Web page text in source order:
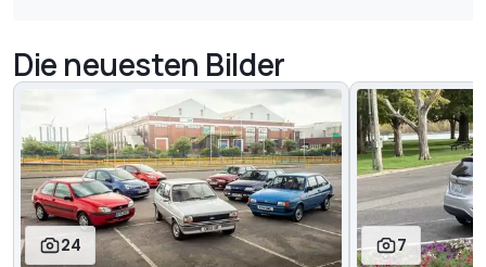
Die neuesten Bilder
24 7